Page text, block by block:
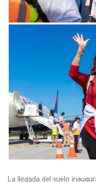
La llegada del vuelo